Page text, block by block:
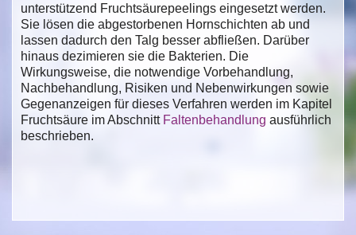
unterstützend Fruchtsäurepeelings eingesetzt werden.
Sie lösen die abgestorbenen Hornschichten ab und
lassen dadurch den Talg besser abfließen. Darüber
hinaus dezimieren sie die Bakterien. Die
Wirkungsweise, die notwendige Vorbehandlung,
Nachbehandlung, Risiken und Nebenwirkungen sowie
Gegenanzeigen für dieses Verfahren werden im Kapitel
Fruchtsäure im Abschnitt Faltenbehandlung ausführlich
beschrieben.